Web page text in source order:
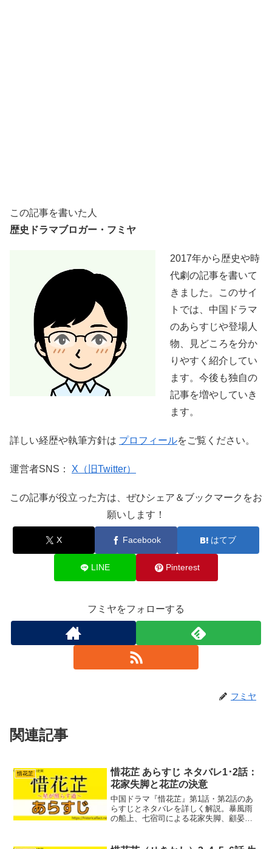
この記事を書いた人
歴史ドラマブロガー・フミヤ
2017年から歴史や時
代劇の記事を書いて
きました。このサイ
トでは、中国ドラマ
のあらすじや登場人
物、見どころを分か
りやすく紹介してい
ます。今後も独自の
記事を増やしていき
ます。
詳しい経歴や執筆方針は プロフィールをご覧ください。
運営者SNS： X（旧Twitter）
この記事が役立った方は、ぜひシェア＆ブックマークをお
願いします！
X Facebook はてブ
LINE Pinterest
フミヤをフォローする
フミヤ
関連記事
惜花芷
惜花芷 あらすじ ネタバレ1･2話：
花家失脚と花芷の決意
中国ドラマ『惜花芷』第1話・第2話のあ
らすじとネタバレを詳しく解説。暴風雨
の船上、七宿司による花家失脚、顧晏惜